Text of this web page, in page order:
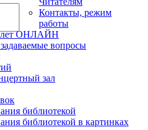
Контакты, режим
работы
ОНЛАЙН
вопросы
зал
библиотекой
библиотекой в картинках